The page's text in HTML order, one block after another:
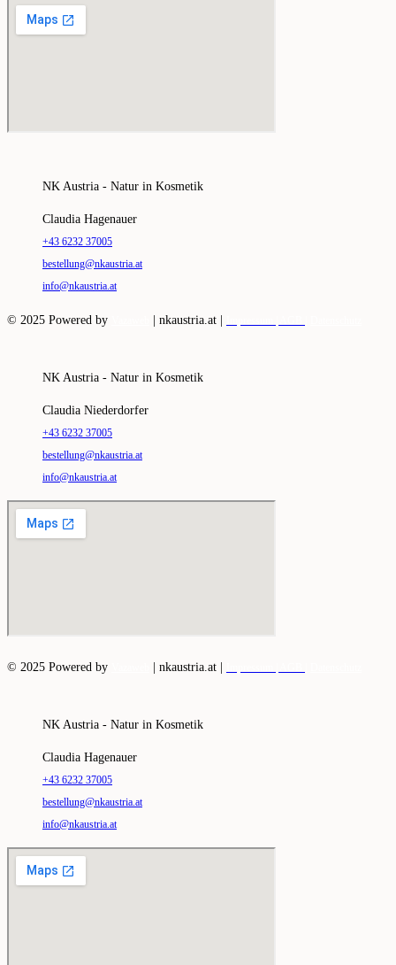
NK Austria - Natur in Kosmetik
Claudia Hagenauer
+43 6232 37005
bestellung@nkaustria.at
info@nkaustria.at
© 2025 Powered by nkaustria.at |
NK Austria - Natur in Kosmetik
Claudia Niederdorfer
+43 6232 37005
bestellung@nkaustria.at
info@nkaustria.at
© 2025 Powered by nkaustria.at |
NK Austria - Natur in Kosmetik
Claudia Hagenauer
+43 6232 37005
bestellung@nkaustria.at
info@nkaustria.at